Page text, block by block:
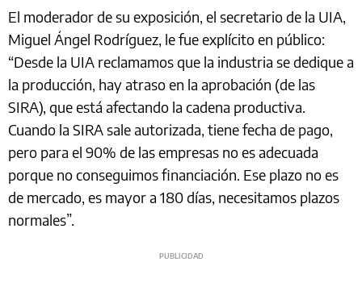
El moderador de su exposición, el secretario de la UIA,
Miguel Ángel Rodríguez, le fue explícito en público:
“Desde la UIA reclamamos que la industria se dedique a
la producción, hay atraso en la aprobación (de las
SIRA), que está afectando la cadena productiva.
Cuando la SIRA sale autorizada, tiene fecha de pago,
pero para el 90% de las empresas no es adecuada
porque no conseguimos financiación. Ese plazo no es
de mercado, es mayor a 180 días, necesitamos plazos
normales”.